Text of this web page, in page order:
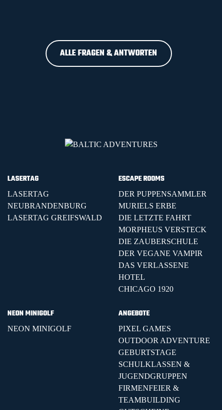
ALLE FRAGEN & ANTWORTEN
LASERTAG
LASERTAG
NEUBRANDENBURG
LASERTAG GREIFSWALD
ESCAPE ROOMS
DER PUPPENSAMMLER
MURIELS ERBE
DIE LETZTE FAHRT
MORPHEUS VERSTECK
DIE ZAUBERSCHULE
DER VEGANE VAMPIR
DAS VERLASSENE
HOTEL
CHICAGO 1920
NEON MINIGOLF
NEON MINIGOLF
ANGEBOTE
PIXEL GAMES
OUTDOOR ADVENTURE
GEBURTSTAGE
SCHULKLASSEN &
JUGENDGRUPPEN
FIRMENFEIER &
TEAMBUILDING